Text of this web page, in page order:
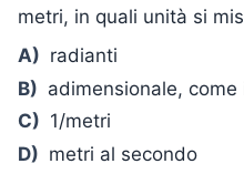
metri, in quali unità si
A) radianti
B) adimensionale, come
C) 1/metri
D) metri al secondo